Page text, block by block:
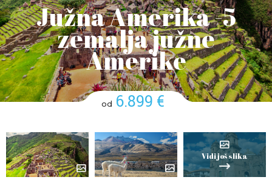
Južna Amerika -5
zemalja južne
Amerike
od 6.899 €
Vidi još slika